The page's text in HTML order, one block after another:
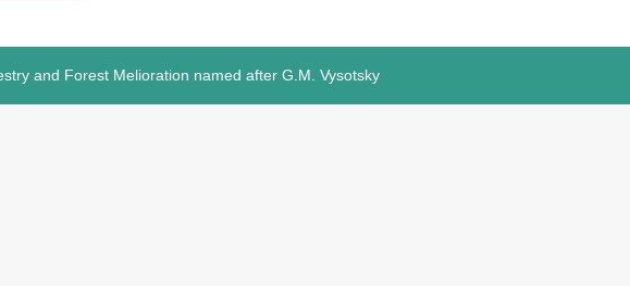
and Forest Melioration named after G.M. Vysotsky